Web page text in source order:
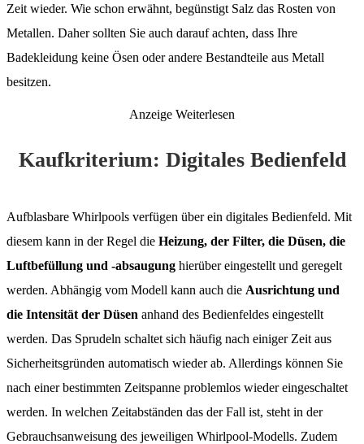
Zeit wieder. Wie schon erwähnt, begünstigt Salz das Rosten von
Metallen. Daher sollten Sie auch darauf achten, dass Ihre
Badekleidung keine Ösen oder andere Bestandteile aus Metall
besitzen.
Anzeige Weiterlesen
Kaufkriterium: Digitales Bedienfeld
Aufblasbare Whirlpools verfügen über ein digitales Bedienfeld. Mit
diesem kann in der Regel die Heizung, der Filter, die Düsen, die
Luftbefüllung und -absaugung hierüber eingestellt und geregelt
werden. Abhängig vom Modell kann auch die Ausrichtung und
die Intensität der Düsen anhand des Bedienfeldes eingestellt
werden. Das Sprudeln schaltet sich häufig nach einiger Zeit aus
Sicherheitsgründen automatisch wieder ab. Allerdings können Sie
nach einer bestimmten Zeitspanne problemlos wieder eingeschaltet
werden. In welchen Zeitabständen das der Fall ist, steht in der
Gebrauchsanweisung des jeweiligen Whirlpool-Modells. Zudem